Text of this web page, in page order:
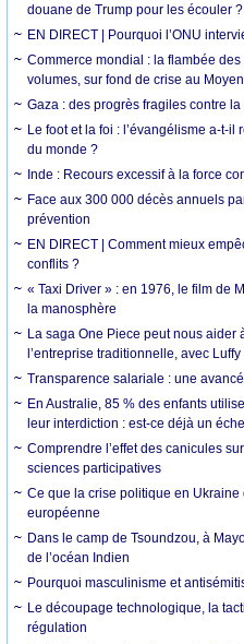
douane de Trump pour les écouler ?
EN DIRECT | Pourquoi l’ONU
Commerce mondial : la flambée
volumes, sur fond de crise au
Gaza : des progrès fragiles contre la
Le foot et la foi : l’évangélisme a-t-
du monde ?
Inde : Recours excessif à la force
Face aux 300 000 décès annuels
prévention
EN DIRECT | Comment mieux
conflits ?
« Taxi Driver » : en 1976, le film de
la manosphère
La saga One Piece peut nous aider
l’entreprise traditionnelle, avec
Transparence salariale : une
En Australie, 85 % des enfants
leur interdiction : est-ce déjà un
Comprendre l’effet des canicules
sciences participatives
Ce que la crise politique en Ukraine
européenne
Dans le camp de Tsoundzou, à
de l’océan Indien
Pourquoi masculinisme et
Le découpage technologique, la
régulation